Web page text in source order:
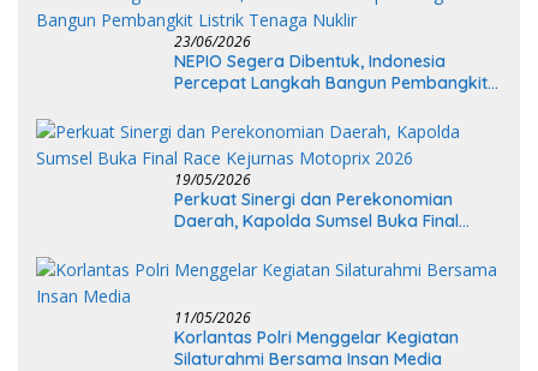
23/06/2026
NEPIO Segera Dibentuk, Indonesia
Percepat Langkah Bangun Pembangkit
19/05/2026
Perkuat Sinergi dan Perekonomian
Daerah, Kapolda Sumsel Buka Final
11/05/2026
Korlantas Polri Menggelar Kegiatan
Silaturahmi Bersama Insan Media